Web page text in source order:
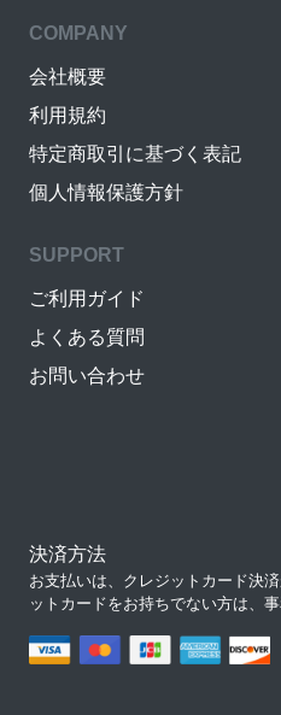
COMPANY
会社概要
利用規約
特定商取引に基づく表記
個人情報保護方針
SUPPORT
ご利用ガイド
よくある質問
お問い合わせ
決済方法
お支払いは、クレジットカード決
ットカードをお持ちでない方は、